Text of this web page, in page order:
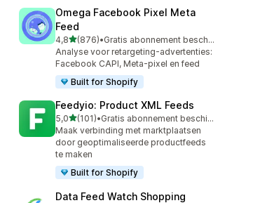
Omega Facebook Pixel Meta
Feed
4,8van 5 sterren
(876)
876 recensies in totaal
•
Gratis abonnement beschikbaar
Analyse voor retargeting-advertenties:
Facebook CAPI, Meta-pixel en feed
Built for Shopify
Feedyio: Product XML Feeds
5,0van 5 sterren
(101)
101 recensies in totaal
•
Gratis abonnement beschikbaar
Maak verbinding met marktplaatsen
door geoptimaliseerde productfeeds
te maken
Built for Shopify
Data Feed Watch Shopping